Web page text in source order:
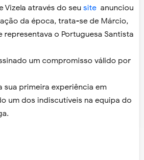
Vizela através do seu site anunciou
da época, trata-se de Márcio,
o Portuguesa Santista
um compromisso válido por
sua primeira experiência em
um dos indiscutíveis na equipa do